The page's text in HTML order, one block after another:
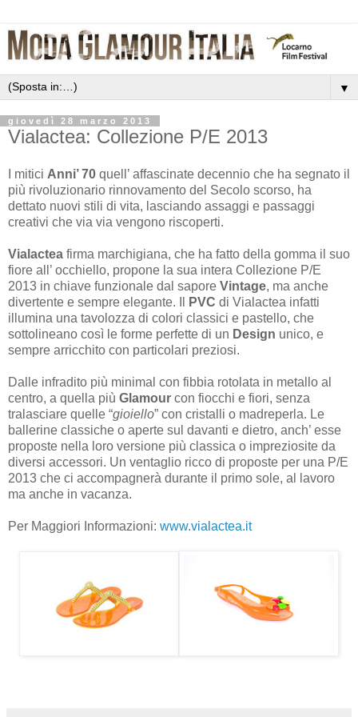
▼
giovedì 28 marzo 2013
Vialactea: Collezione P/E 2013
I mitici Anni’ 70 quell’ affascinate decennio che ha segnato il
più rivoluzionario rinnovamento del Secolo scorso, ha
dettato nuovi stili di vita, lasciando assaggi e passaggi
creativi che via via vengono riscoperti.
Vialactea firma marchigiana, che ha fatto della gomma il suo
fiore all’ occhiello, propone la sua intera Collezione P/E
2013 in chiave funzionale dal sapore Vintage, ma anche
divertente e sempre elegante. Il
PVC di Vialactea infatti
illumina una tavolozza di colori classici e pastello, che
sottolineano così le forme perfette di un Design unico, e
sempre arricchito con particolari preziosi.
Dalle infradito più minimal con fibbia rotolata in metallo al
centro, a quella più Glamour con fiocchi e fiori, senza
tralasciare quelle “gioiello” con cristalli o madreperla. Le
ballerine classiche o aperte sul davanti e dietro, anch’ esse
proposte nella loro versione più classica o impreziosite da
diversi accessori. Un ventaglio ricco di proposte per una P/E
2013 che ci accompagnerà durante il primo sole, al lavoro
ma anche in vacanza.
Per Maggiori Informazioni: www.vialactea.it